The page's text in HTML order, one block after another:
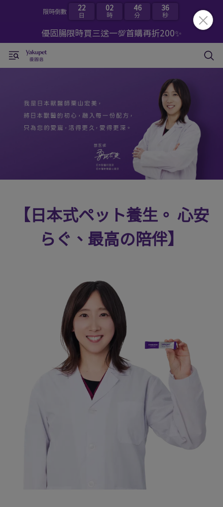
限時倒數 22
日
02
時
46
分
35
秒
優固腸限時買三送一💯首購再折200✨
【日本式ペット養生。 心安
らぐ、最高の陪伴】